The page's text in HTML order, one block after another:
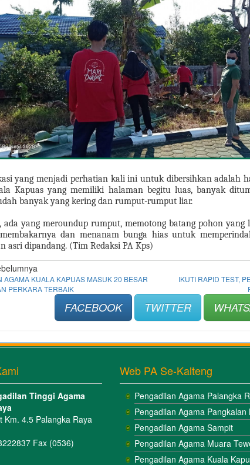
yang menjadi perhatian kali ini untuk dibersihkan adalah
Kapuas yang memiliki halaman begitu luas, banyak
banyak yang kering dan rumput-rumput liar.
ada yang meroundup rumput, memotong batang pohon
dan menanam bunga hias untuk
asri dipandang. (Tim Redaksi PA Kps)
AGAMA KUALA KAPUAS MASUK 20 BESAR
PERKARA TERBAIK
IKUTI RAPID TEST,
FACEBOOK TWITTER
Tinggi Agama
Km. 4.5 Palangka Raya
Fax (0536)
Web PA Se-Kalteng
Pengadilan Agama Palangka
Pengadilan Agama Pangkalan
Pengadilan Agama Sampit
Pengadilan Agama Muara
Pengadilan Agama Kuala